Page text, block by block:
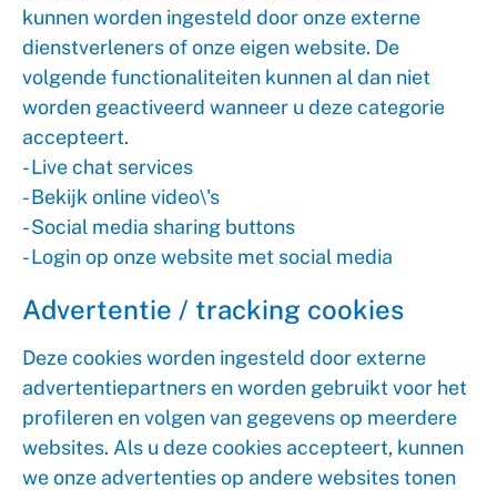
kunnen worden ingesteld door onze externe
dienstverleners of onze eigen website. De
volgende functionaliteiten kunnen al dan niet
worden geactiveerd wanneer u deze categorie
accepteert.
- Live chat services
- Bekijk online video\'s
- Social media sharing buttons
- Login op onze website met social media
Advertentie / tracking cookies
Deze cookies worden ingesteld door externe
advertentiepartners en worden gebruikt voor het
profileren en volgen van gegevens op meerdere
websites. Als u deze cookies accepteert, kunnen
we onze advertenties op andere websites tonen